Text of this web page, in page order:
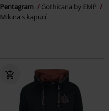
Pentagram
Gothicana by EMP
Mikina s kapucí